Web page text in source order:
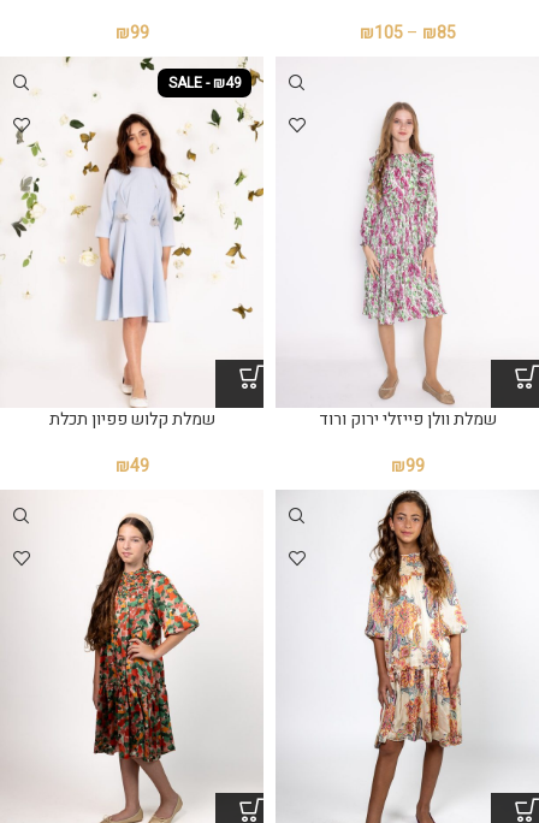
₪85
–
₪105
₪99
שמלת וולן פייזלי ירוק ורוד
₪99
SALE - ₪49
שמלת קלוש פפיון תכלת
₪49